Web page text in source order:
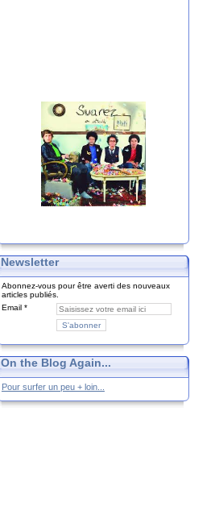
Newsletter
Abonnez-vous pour être averti des nouveaux
articles publiés.
Email
On the Blog Again...
Pour surfer un peu + loin...